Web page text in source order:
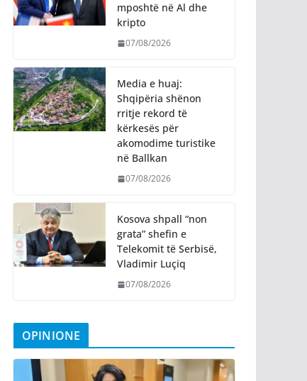
mposhtë në Al dhe
kripto
07/08/2026
Media e huaj:
Shqipëria shënon
rritje rekord të
kërkesës për
akomodime turistike
në Ballkan
07/08/2026
Kosova shpall “non
grata” shefin e
Telekomit të Serbisë,
Vladimir Luçiq
07/08/2026
OPINIONE